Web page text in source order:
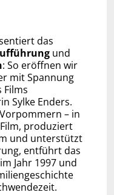
das
und
: So eröffnen wir
mit Spannung
Sylke Enders.
– in
produziert
und unterstützt
entführt das
Jahr 1997 und